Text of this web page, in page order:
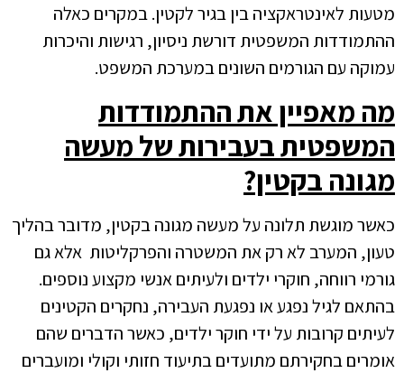
מטעות לאינטראקציה בין בגיר לקטין. במקרים כאלה
ההתמודדות המשפטית דורשת ניסיון, רגישות והיכרות
עמוקה עם הגורמים השונים במערכת המשפט.
מה מאפיין את ההתמודדות
המשפטית בעבירות של מעשה
מגונה בקטין?
כאשר מוגשת תלונה על מעשה מגונה בקטין, מדובר בהליך
טעון, המערב לא רק את המשטרה והפרקליטות אלא גם
גורמי רווחה, חוקרי ילדים ולעיתים אנשי מקצוע נוספים.
בהתאם לגיל נפגע או נפגעת העבירה, נחקרים הקטינים
לעיתים קרובות על ידי חוקר ילדים, כאשר הדברים שהם
אומרים בחקירתם מתועדים בתיעוד חזותי וקולי ומועברים